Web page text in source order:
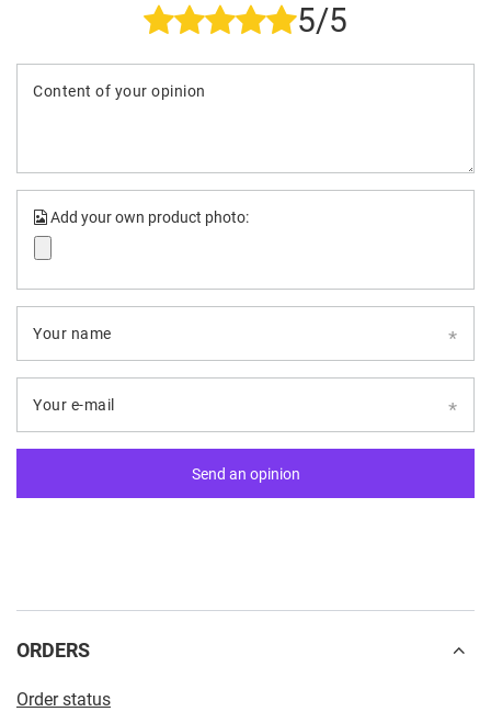
5/5
Content of your opinion
Add your own product photo:
Your name
Your e-mail
Send an opinion
ORDERS
Order status